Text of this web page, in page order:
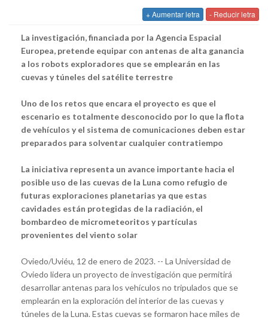
+ Aumentar letra - Reducir letra
La investigación, financiada por la Agencia Espacial
Europea, pretende equipar con antenas de alta ganancia
a los robots exploradores que se emplearán en las
cuevas y túneles del satélite terrestre
Uno de los retos que encara el proyecto es que el
escenario es totalmente desconocido por lo que la flota
de vehículos y el sistema de comunicaciones deben estar
preparados para solventar cualquier contratiempo
La iniciativa representa un avance importante hacia el
posible uso de las cuevas de la Luna como refugio de
futuras exploraciones planetarias ya que estas
cavidades están protegidas de la radiación, el
bombardeo de micrometeoritos y partículas
provenientes del viento solar
Oviedo/Uviéu, 12 de enero de 2023. -- La Universidad de
Oviedo lidera un proyecto de investigación que permitirá
desarrollar antenas para los vehículos no tripulados que se
emplearán en la exploración del interior de las cuevas y
túneles de la Luna. Estas cuevas se formaron hace miles de